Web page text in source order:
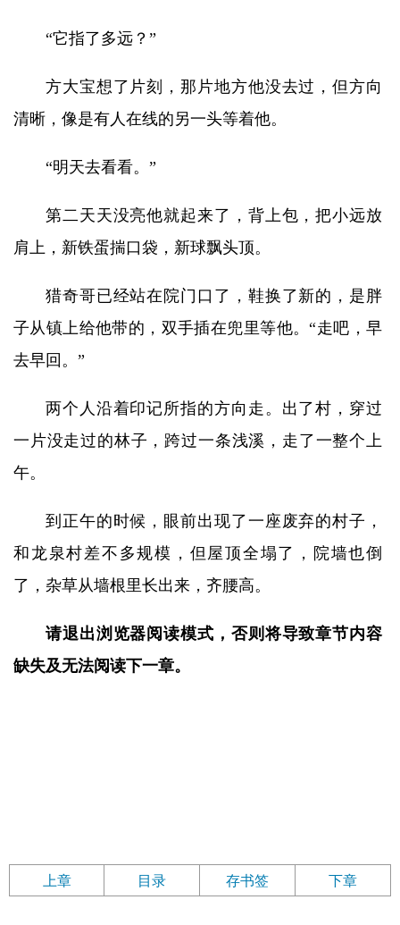
“它指了多远？”
方大宝想了片刻，那片地方他没去过，但方向
清晰，像是有人在线的另一头等着他。
“明天去看看。”
第二天天没亮他就起来了，背上包，把小远放
肩上，新铁蛋揣口袋，新球飘头顶。
猎奇哥已经站在院门口了，鞋换了新的，是胖
子从镇上给他带的，双手插在兜里等他。“走吧，早
去早回。”
两个人沿着印记所指的方向走。出了村，穿过
一片没走过的林子，跨过一条浅溪，走了一整个上
午。
到正午的时候，眼前出现了一座废弃的村子，
和龙泉村差不多规模，但屋顶全塌了，院墙也倒
了，杂草从墙根里长出来，齐腰高。
请退出浏览器阅读模式，否则将导致章节内容
缺失及无法阅读下一章。
上章 目录 存书签 下章